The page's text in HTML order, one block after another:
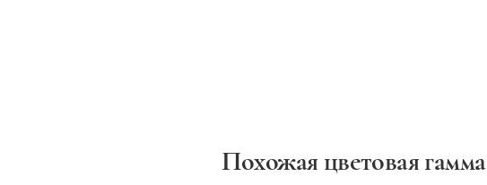
Похожая цветовая гамма